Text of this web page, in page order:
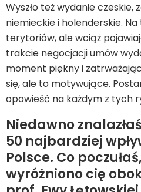
Wyszło też wydanie czeskie,
niemieckie i holenderskie.
terytoriów, ale wciąż
trakcie negocjacji umów
moment piękny i
się, ale to motywujące.
opowieść na każdym z tych
Niedawno
50 najbardziej
Polsce. Co
wyróżniono cię